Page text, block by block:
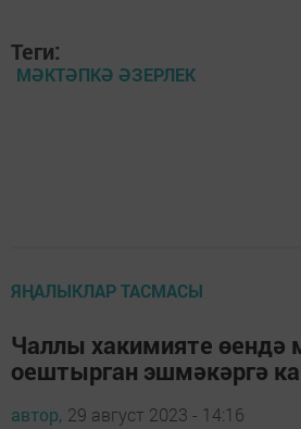
Теги:
МӘКТӘПКӘ ӘЗЕРЛЕК
ЯҢАЛЫКЛАР ТАСМАСЫ
Чаллы хакимияте өендә
оештырган эшмәкәргә
автор, 29 август 2023 - 14:16